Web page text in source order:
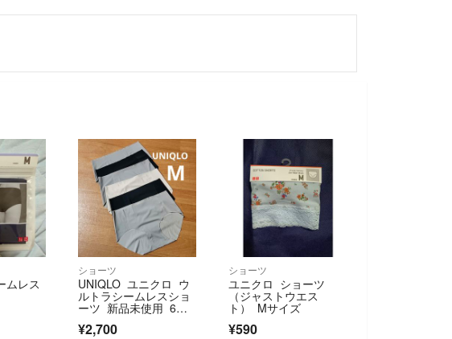
ムレス
ショーツ
UNIQLO ユニクロ ウ
ルトラシームレスショ
ーツ 新品未使用 6枚
セット
¥2,700
ショーツ
ユニクロ ショーツ
（ジャストウエス
ト） Mサイズ
¥590